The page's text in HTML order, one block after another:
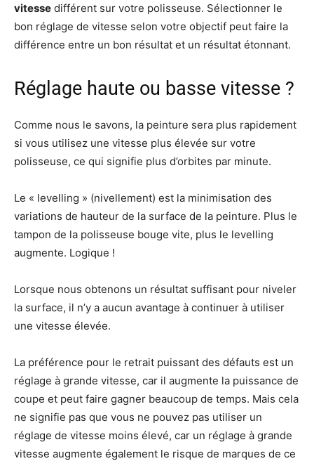
vitesse différent sur votre polisseuse. Sélectionner le
bon réglage de vitesse selon votre objectif peut faire la
différence entre un bon résultat et un résultat étonnant.
Réglage haute ou basse vitesse ?
Comme nous le savons, la peinture sera plus rapidement
si vous utilisez une vitesse plus élevée sur votre
polisseuse, ce qui signifie plus d’orbites par minute.
Le « levelling » (nivellement) est la minimisation des
variations de hauteur de la surface de la peinture. Plus le
tampon de la polisseuse bouge vite, plus le levelling
augmente. Logique !
Lorsque nous obtenons un résultat suffisant pour niveler
la surface, il n’y a aucun avantage à continuer à utiliser
une vitesse élevée.
La préférence pour le retrait puissant des défauts est un
réglage à grande vitesse, car il augmente la puissance de
coupe et peut faire gagner beaucoup de temps. Mais cela
ne signifie pas que vous ne pouvez pas utiliser un
réglage de vitesse moins élevé, car un réglage à grande
vitesse augmente également le risque de marques de ce